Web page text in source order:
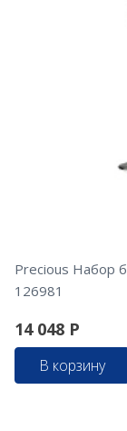
Precious Набор
126981
14 048 Р
В корзину